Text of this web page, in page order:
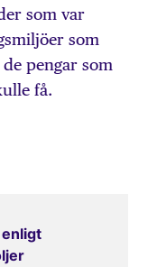
som var
som
pengar som
få.